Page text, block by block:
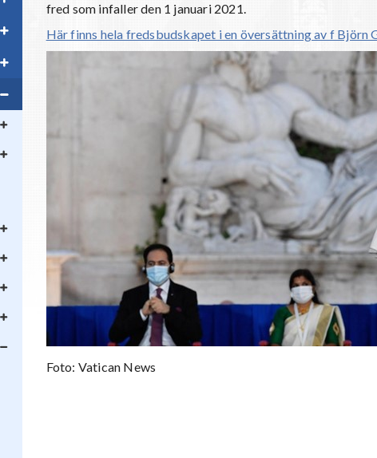
fred som infaller den 1 januari 2021.
Här finns hela fredsbudskapet i en översättning av f Björn
Foto: Vatican News